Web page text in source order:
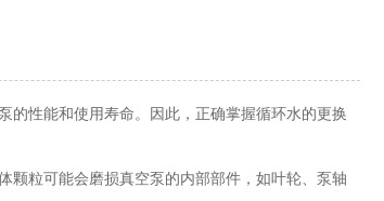
的性能和使用寿命。因此，正确掌握循环水的更换
粒可能会磨损真空泵的内部部件，如叶轮、泵轴